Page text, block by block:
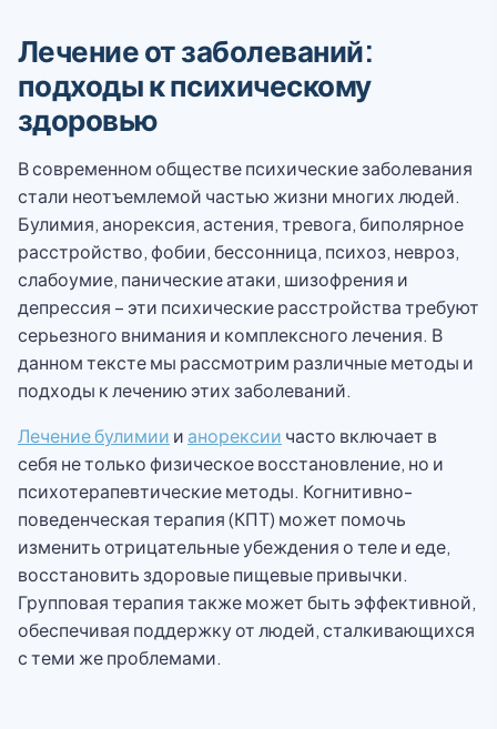
Лечение от заболеваний:
подходы к психическому
здоровью
В современном обществе психические заболевания
стали неотъемлемой частью жизни многих людей.
Булимия, анорексия, астения, тревога, биполярное
расстройство, фобии, бессонница, психоз, невроз,
слабоумие, панические атаки, шизофрения и
депрессия – эти психические расстройства требуют
серьезного внимания и комплексного лечения. В
данном тексте мы рассмотрим различные методы и
подходы к лечению этих заболеваний.
Лечение булимии и анорексии часто включает в
себя не только физическое восстановление, но и
психотерапевтические методы. Когнитивно-
поведенческая терапия (КПТ) может помочь
изменить отрицательные убеждения о теле и еде,
восстановить здоровые пищевые привычки.
Групповая терапия также может быть эффективной,
обеспечивая поддержку от людей, сталкивающихся
с теми же проблемами.